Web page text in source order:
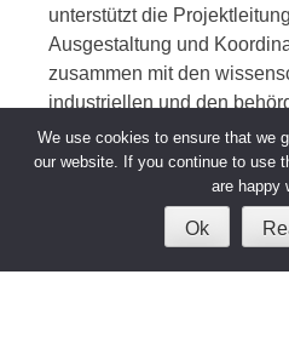
unterstützt die
Ausgestaltung und
zusammen mit den
industriellen und den
Details entnehmen Sie bitte
Post
←Propulsion Design
We use cookies to ensure that we
our website. If you continue to use
are happy
Ok